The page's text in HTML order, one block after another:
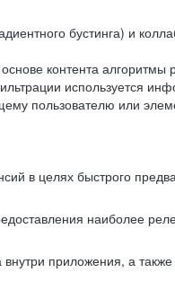
бустинга) и
контента алгоритмы
используется
пользователю или
в целях быстрого
наиболее
приложения, а